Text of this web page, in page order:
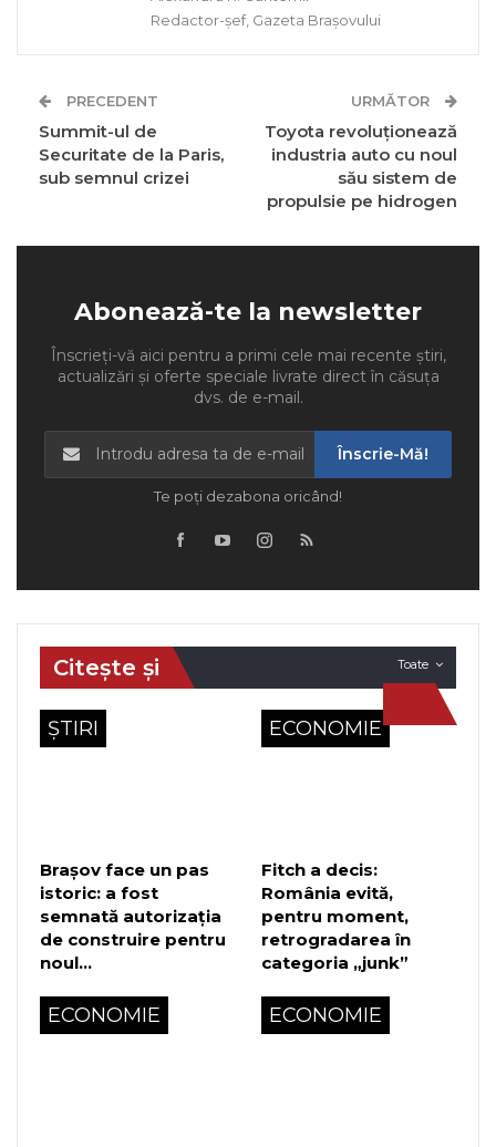
Redactor-șef, Gazeta Brașovului
PRECEDENT
Summit-ul de
Securitate de la Paris,
sub semnul crizei
URMĂTOR
Toyota revoluționează
industria auto cu noul
său sistem de
propulsie pe hidrogen
Abonează-te la newsletter
Înscrieți-vă aici pentru a primi cele mai recente știri,
actualizări și oferte speciale livrate direct în căsuța
dvs. de e-mail.
Înscrie-Mă!
Te poți dezabona oricând!
Toate
Citește și
ȘTIRI
Brașov face un pas
istoric: a fost
semnată autorizația
de construire pentru
noul…
ECONOMIE
Fitch a decis:
România evită,
pentru moment,
retrogradarea în
categoria „junk”
ECONOMIE ECONOMIE